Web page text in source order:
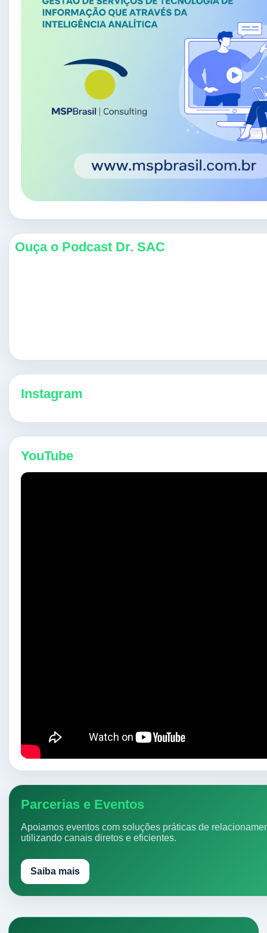
Ouça o Podcast Dr. SAC
Instagram
YouTube
Parcerias e Eventos
Apoiamos eventos com soluções práticas de
utilizando canais diretos e eficientes.
Saiba mais